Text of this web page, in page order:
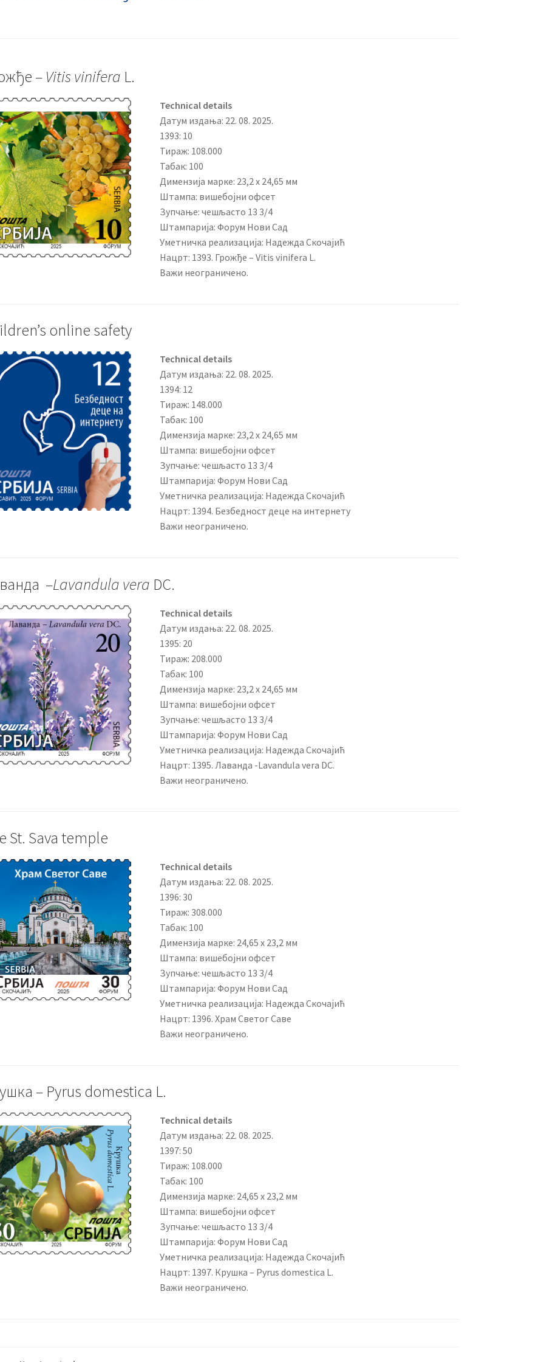
– Vitis vinifera L.
Technical details
Датум издања: 22. 08. 2025.
1393: 10
Тираж: 108.000
Табак: 100
Димензија марке: 23,2 x 24,65 мм
Штампа: вишебојни офсет
Зупчање: чешљасто 13 3/4
Штампарија: Форум Нови Сад
Уметничка реализација: Надежда Скочајић
Нацрт: 1393. Грожђе – Vitis vinifera L.
Важи неограничено.
online safety
Technical details
Датум издања: 22. 08. 2025.
1394: 12
Тираж: 148.000
Табак: 100
Димензија марке: 23,2 x 24,65 мм
Штампа: вишебојни офсет
Зупчање: чешљасто 13 3/4
Штампарија: Форум Нови Сад
Уметничка реализација: Надежда Скочајић
Нацрт: 1394. Безбедност деце на интернету
Важи неограничено.
–Lavandula vera DC.
Technical details
Датум издања: 22. 08. 2025.
1395: 20
Тираж: 208.000
Табак: 100
Димензија марке: 23,2 x 24,65 мм
Штампа: вишебојни офсет
Зупчање: чешљасто 13 3/4
Штампарија: Форум Нови Сад
Уметничка реализација: Надежда Скочајић
Нацрт: 1395. Лаванда -Lavandula vera DC.
Важи неограничено.
St. Sava temple
Technical details
Датум издања: 22. 08. 2025.
1396: 30
Тираж: 308.000
Табак: 100
Димензија марке: 24,65 x 23,2 мм
Штампа: вишебојни офсет
Зупчање: чешљасто 13 3/4
Штампарија: Форум Нови Сад
Уметничка реализација: Надежда Скочајић
Нацрт: 1396. Храм Светог Саве
Важи неограничено.
– Pyrus domestica L.
Technical details
Датум издања: 22. 08. 2025.
1397: 50
Тираж: 108.000
Табак: 100
Димензија марке: 24,65 x 23,2 мм
Штампа: вишебојни офсет
Зупчање: чешљасто 13 3/4
Штампарија: Форум Нови Сад
Уметничка реализација: Надежда Скочајић
Нацрт: 1397. Крушка – Pyrus domestica L.
Важи неограничено.